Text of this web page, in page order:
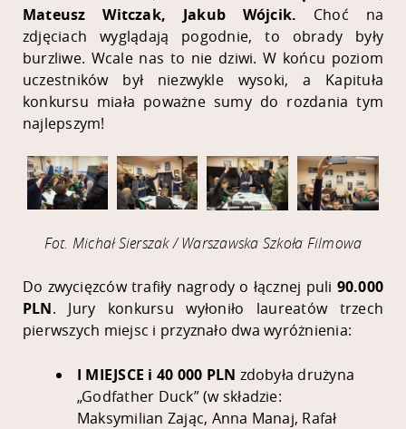
Mateusz Witczak, Jakub Wójcik. Choć na
zdjęciach wyglądają pogodnie, to obrady były
burzliwe. Wcale nas to nie dziwi. W końcu poziom
uczestników był niezwykle wysoki, a Kapituła
konkursu miała poważne sumy do rozdania tym
najlepszym!
Fot. Michał Sierszak / Warszawska Szkoła Filmowa
Do zwycięzców trafiły nagrody o łącznej puli 90.000
PLN. Jury konkursu wyłoniło laureatów trzech
pierwszych miejsc i przyznało dwa wyróżnienia:
I MIEJSCE i 40 000 PLN zdobyła drużyna
„Godfather Duck” (w składzie:
Maksymilian Zając, Anna Manaj, Rafał